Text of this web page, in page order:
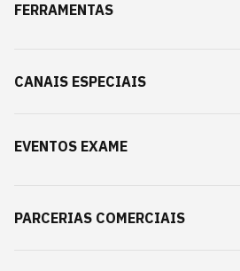
FERRAMENTAS
CANAIS ESPECIAIS
EVENTOS EXAME
PARCERIAS COMERCIAIS